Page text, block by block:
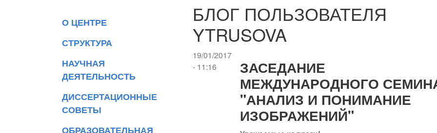
О ЦЕНТРЕ
СТРУКТУРА
НАУЧНАЯ
ДЕЯТЕЛЬНОСТЬ
ДИССЕРТАЦИОННЫЕ
СОВЕТЫ
ОБРАЗОВАТЕЛЬНАЯ
БЛОГ ПОЛЬЗОВАТЕЛЯ
YTRUSOVA
19/01/2017
- 11:16
ЗАСЕДАНИЕ
МЕЖДУНАРОДНОГО
"АНАЛИЗ И ПОНИМАНИЕ
ИЗОБРАЖЕНИЙ"